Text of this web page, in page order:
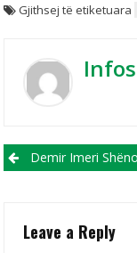
Gjithsej të etiketuara
Post navigation
Demir Imeri Shënon Për Kamzën Dhe Sërish
Leave a Reply